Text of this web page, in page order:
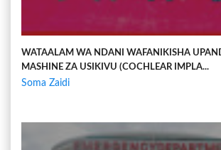
WATAALAM WA NDANI WAFANIKISHA
MASHINE ZA USIKIVU (COCHLEAR IMPLA...
Soma Zaidi